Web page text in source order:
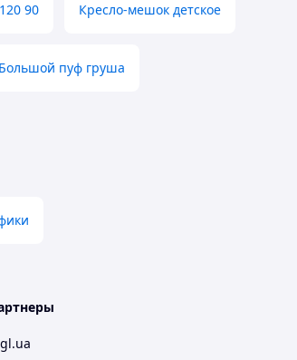
90 Кресло-мешок детское
Большой пуф груша